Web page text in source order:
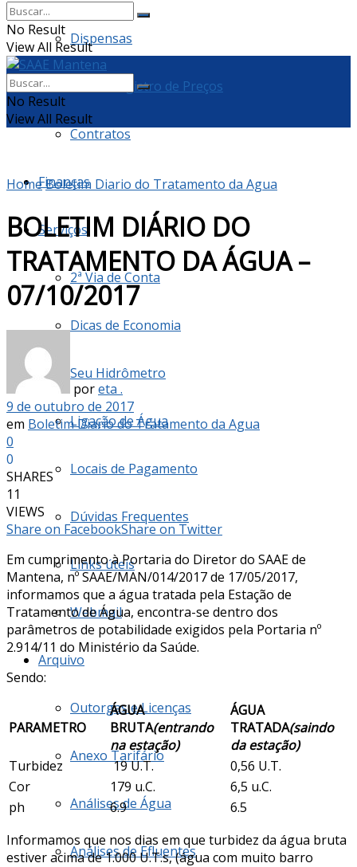
Dispensas
Ata de Registro de Preços
Contratos
Finanças
Serviços
2ª Via de Conta
Dicas de Economia
Seu Hidrômetro
Ligação de Água
Locais de Pagamento
Dúvidas Frequentes
Links úteis
Webmail
Arquivo
Outorgas e Licenças
Anexo Tarifário
Análises de Água
Análises de Efluentes
No Result
View All Result
No Result
View All Result
HomeBoletim Diario do Tratamento da Agua
BOLETIM DIÁRIO DO
TRATAMENTO DA ÁGUA –
07/10/2017
poreta .
9 de outubro de 2017
em Boletim Diario do Tratamento da Agua
0
0
SHARES
11
VIEWS
Share on FacebookShare on Twitter
Em cumprimento à Portaria do Diretor do SAAE de
Mantena, nº SAAE/MAN/014/2017 de 17/05/2017,
informamos que a água tratada pela Estação de
Tratamento de Água, encontra-se dentro dos
parâmetros de potabilidade exigidos pela Portaria nº
2.914/11 do Ministério da Saúde.
Sendo:
PARAMETRO
ÁGUA
BRUTA(entrando
na estação)
ÁGUA
TRATADA(saindo
da estação)
Turbidez
19 U.T.
0,56 U.T.
Cor
179 u.C.
6,5 u.C.
ph
6.9
6.5
Informamos que nos dias em que turbidez da água bruta
estiver acima de 1.000 U.T.s, (água com muito barro